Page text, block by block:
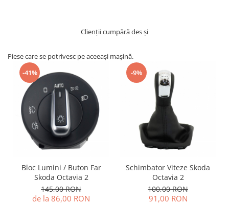
Clienții cumpără des și
Piese care se potrivesc pe aceeași mașină.
-41%
Bloc Lumini / Buton Far
Skoda Octavia 2
145,00 RON
de la 86,00 RON
-9%
Schimbator Viteze Skoda
Octavia 2
100,00 RON
91,00 RON